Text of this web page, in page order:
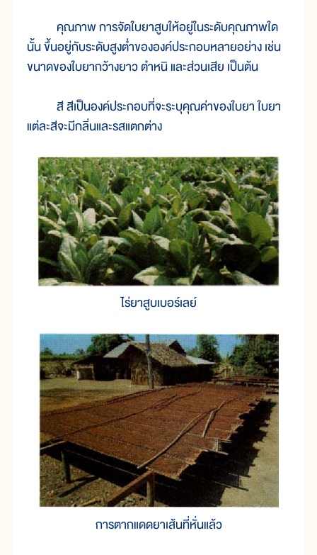
คุณภาพ การจัดใบยาสูบให้อยู่ในระดับคุณภาพใด
นั้น ขึ้นอยู่กับระดับสูงต่ำขององค์ประกอบหลายอย่าง เช่น
ขนาดของใบยากว้างยาว ตำหนิ และส่วนเสีย เป็นต้น
สี สีเป็นองค์ประกอบที่จะระบุคุณค่าของใบยา ใบยา
แต่ละสีจะมีกลิ่นและรสแตกต่าง
ไร่ยาสูบเบอร์เลย์
การตากแดดยาเส้นที่หั่นแล้ว